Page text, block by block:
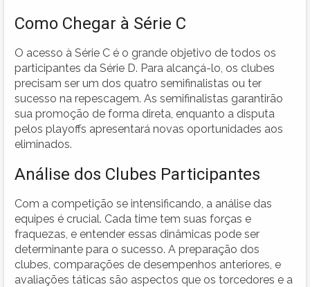
Como Chegar à Série C
O acesso à Série C é o grande objetivo de todos os
participantes da Série D. Para alcançá-lo, os clubes
precisam ser um dos quatro semifinalistas ou ter
sucesso na repescagem. As semifinalistas garantirão
sua promoção de forma direta, enquanto a disputa
pelos playoffs apresentará novas oportunidades aos
eliminados.
Análise dos Clubes Participantes
Com a competição se intensificando, a análise das
equipes é crucial. Cada time tem suas forças e
fraquezas, e entender essas dinâmicas pode ser
determinante para o sucesso. A preparação dos
clubes, comparações de desempenhos anteriores, e
avaliações táticas são aspectos que os torcedores e a